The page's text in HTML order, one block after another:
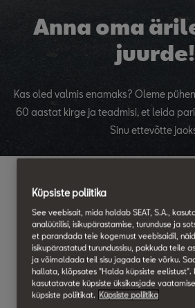
Anna oma
juurde!
Kas oled valmis enamaks? Oleme
60 aastat kirge ja teadmisi, et leida
Sinu ettevõtte
Eelised
Küpsiste poliitika
See veebisait, mida haldab SEAT, S.A.,
analüütilisi, isikupärastamise, turunduse ja
et parandada teie kogemust veebisaidil,
isikupärastatud turundussisu, pakkuda teile
ja võimaldada teil sisu jagada teie võrku.
hallata, klõpsates "Halda küpsiste eelistust".
kasutatavate küpsiste üksikasjade
küpsiste poliitikat. Küpsiste poliitika